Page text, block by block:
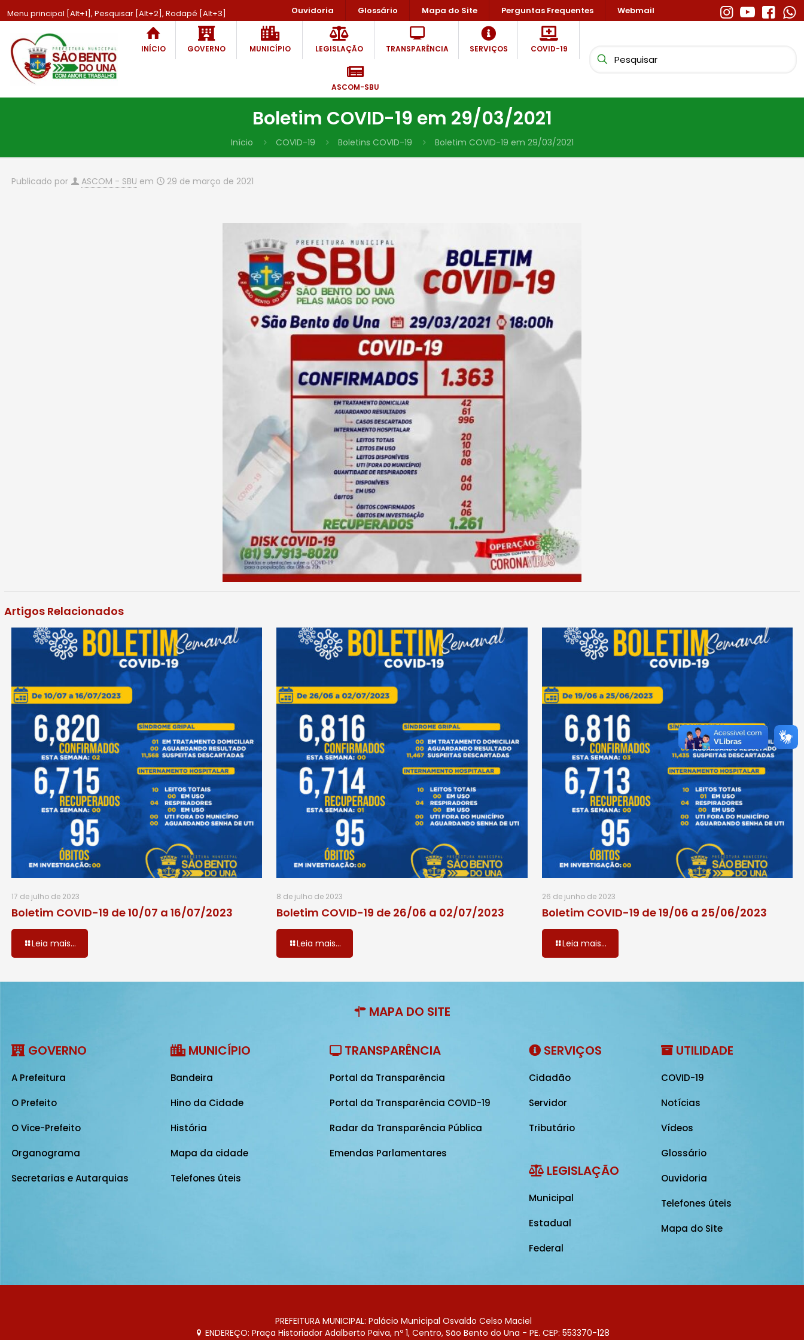
Menu principal [Alt+1], Pesquisar [Alt+2], Rodapé [Alt+3] Ouvidoria Glossário Mapa do Site Perguntas Frequentes Webmail
INÍCIO GOVERNO MUNICÍPIO LEGISLAÇÃO TRANSPARÊNCIA SERVIÇOS COVID-19
ASCOM-SBU
Boletim COVID-19 em 29/03/2021
Início COVID-19 Boletins COVID-19 Boletim COVID-19 em 29/03/2021
Publicado por ASCOM - SBU em 29 de março de 2021
Artigos Relacionados
17 de julho de 2023
Boletim COVID-19 de 10/07 a 16/07/2023
Leia mais...
8 de julho de 2023
Boletim COVID-19 de 26/06 a 02/07/2023
Leia mais...
26 de junho de 2023
Boletim COVID-19 de 19/06 a 25/06/2023
Leia mais...
MAPA DO SITE
GOVERNO
A Prefeitura
O Prefeito
O Vice-Prefeito
Organograma
Secretarias e Autarquias
MUNICÍPIO
Bandeira
Hino da Cidade
História
Mapa da cidade
Telefones úteis
TRANSPARÊNCIA
Portal da Transparência
Portal da Transparência COVID-19
Radar da Transparência Pública
Emendas Parlamentares
SERVIÇOS
Cidadão
Servidor
Tributário
LEGISLAÇÃO
Municipal
Estadual
Federal
UTILIDADE
COVID-19
Notícias
Vídeos
Glossário
Ouvidoria
Telefones úteis
Mapa do Site
PREFEITURA MUNICIPAL: Palácio Municipal Osvaldo Celso Maciel
ENDEREÇO: Praça Historiador Adalberto Paiva, nº 1, Centro, São Bento do Una - PE. CEP: 553370-128